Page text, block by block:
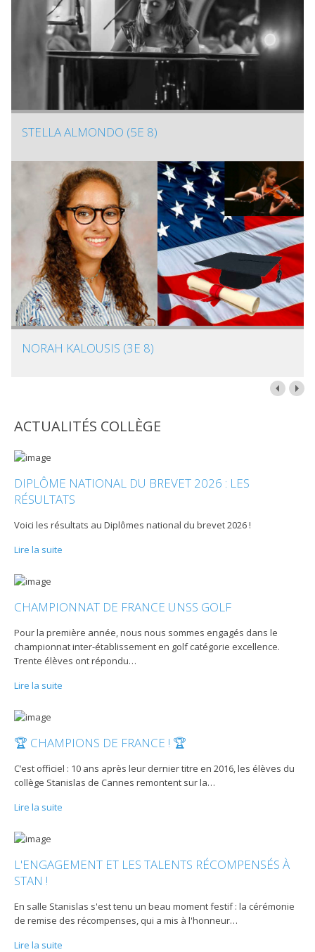
STELLA ALMONDO (5E 8)
NORAH KALOUSIS (3E 8)
ACTUALITÉS COLLÈGE
DIPLÔME NATIONAL DU BREVET 2026 : LES
RÉSULTATS
Voici les résultats au Diplômes national du brevet 2026 !
Lire la suite
CHAMPIONNAT DE FRANCE UNSS GOLF
Pour la première année, nous nous sommes engagés dans le
championnat inter-établissement en golf catégorie excellence.
Trente élèves ont répondu…
Lire la suite
🏆 CHAMPIONS DE FRANCE ! 🏆
C’est officiel : 10 ans après leur dernier titre en 2016, les élèves du
collège Stanislas de Cannes remontent sur la…
Lire la suite
L'ENGAGEMENT ET LES TALENTS RÉCOMPENSÉS À
STAN !
En salle Stanislas s'est tenu un beau moment festif : la cérémonie
de remise des récompenses, qui a mis à l'honneur…
Lire la suite